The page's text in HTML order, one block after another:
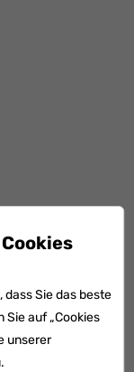
ohne Apple
dass Sie das beste
Sie auf „Cookies
unserer